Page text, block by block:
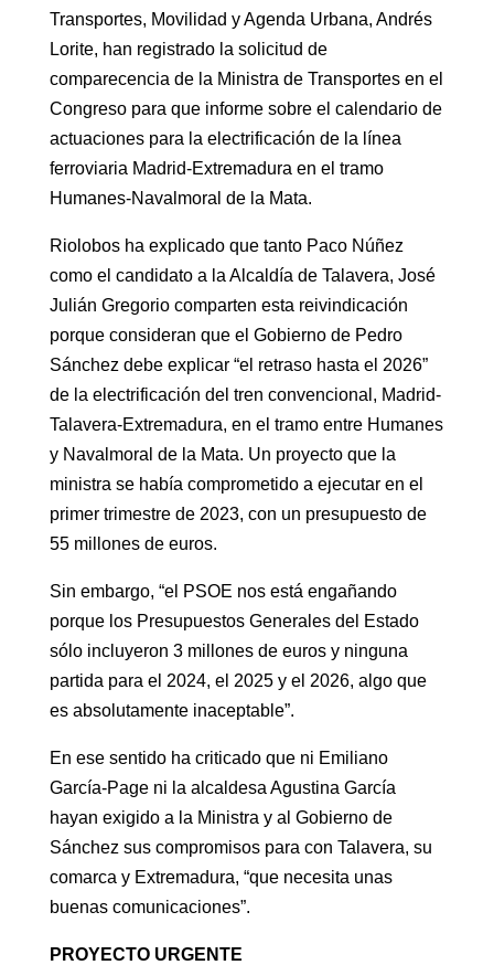
Transportes, Movilidad y Agenda Urbana, Andrés
Lorite, han registrado la solicitud de
comparecencia de la Ministra de Transportes en el
Congreso para que informe sobre el calendario de
actuaciones para la electrificación de la línea
ferroviaria Madrid-Extremadura en el tramo
Humanes-Navalmoral de la Mata.
Riolobos ha explicado que tanto Paco Núñez
como el candidato a la Alcaldía de Talavera, José
Julián Gregorio comparten esta reivindicación
porque consideran que el Gobierno de Pedro
Sánchez debe explicar “el retraso hasta el 2026”
de la electrificación del tren convencional, Madrid-
Talavera-Extremadura, en el tramo entre Humanes
y Navalmoral de la Mata. Un proyecto que la
ministra se había comprometido a ejecutar en el
primer trimestre de 2023, con un presupuesto de
55 millones de euros.
Sin embargo, “el PSOE nos está engañando
porque los Presupuestos Generales del Estado
sólo incluyeron 3 millones de euros y ninguna
partida para el 2024, el 2025 y el 2026, algo que
es absolutamente inaceptable”.
En ese sentido ha criticado que ni Emiliano
García-Page ni la alcaldesa Agustina García
hayan exigido a la Ministra y al Gobierno de
Sánchez sus compromisos para con Talavera, su
comarca y Extremadura, “que necesita unas
buenas comunicaciones”.
PROYECTO URGENTE